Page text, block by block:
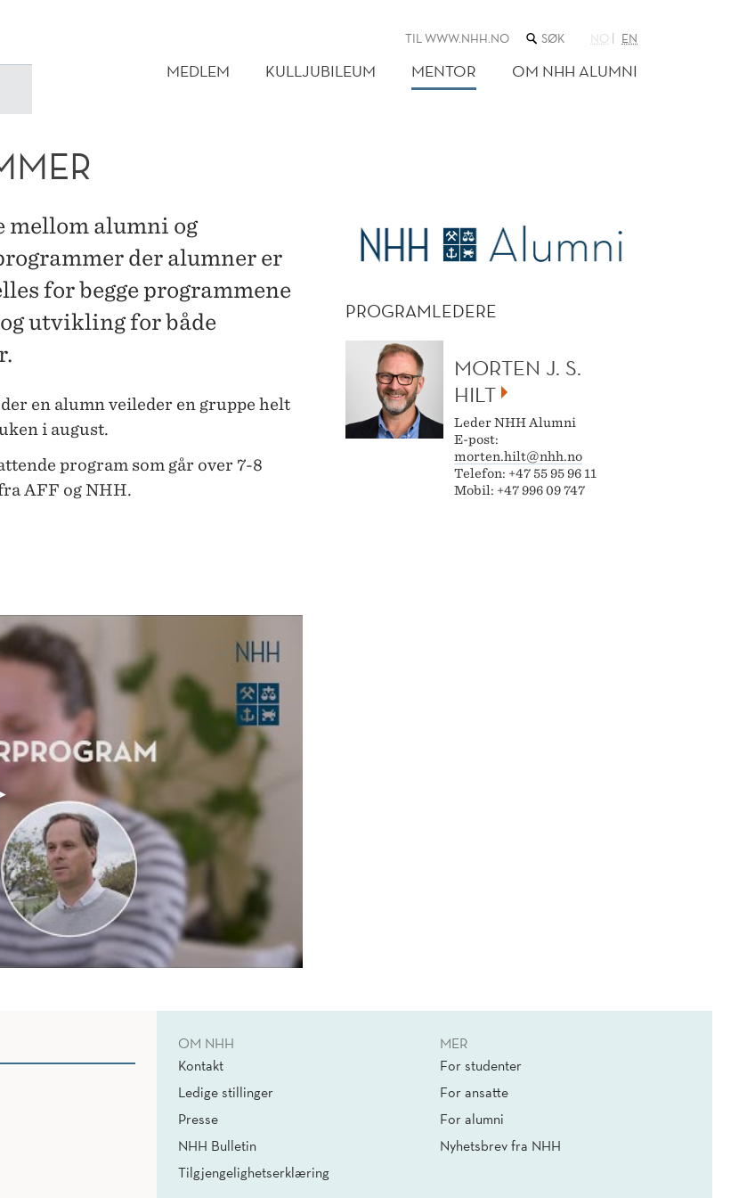
TIL WWW.NHH.NO SØK
NETTSTEDET
NO EN
MEDLEM KULLJUBILEUM MENTOR OM NHH ALUMNI
mellom alumni og
der alumner er
for begge programmene
utvikling for både
en alumn veileder en gruppe helt
i august.
program som går over 7-8
AFF og NHH.
PROGRAMLEDERE
MORTEN J. S.
HILT
Leder NHH Alumni
E-post:
morten.hilt@nhh.no
Telefon: +47 55 95 96 11
Mobil: +47 996 09 747
OM NHH
Kontakt
Ledige stillinger
Presse
NHH Bulletin
Tilgjengelighetserklæring
MER
For studenter
For ansatte
For alumni
Nyhetsbrev fra NHH